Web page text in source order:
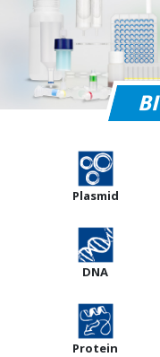
Plasmid
DNA
Protein